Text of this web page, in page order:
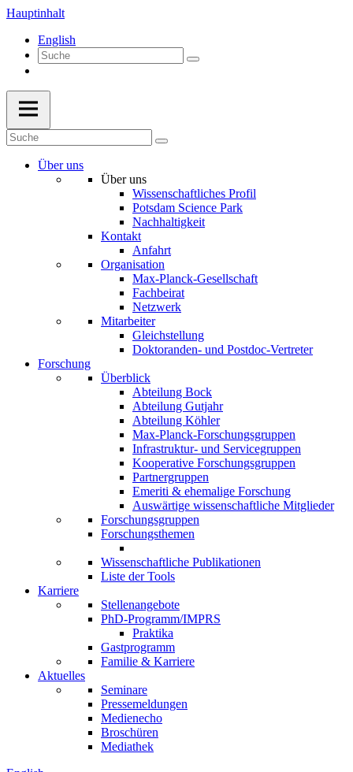
Hauptinhalt
English
Über uns
Über uns
Wissenschaftliches Profil
Potsdam Science Park
Nachhaltigkeit
Kontakt
Anfahrt
Organisation
Max-Planck-Gesellschaft
Fachbeirat
Netzwerk
Mitarbeiter
Gleichstellung
Doktoranden- und Postdoc-Vertreter
Forschung
Überblick
Abteilung Bock
Abteilung Gutjahr
Abteilung Köhler
Max-Planck-Forschungsgruppen
Infrastruktur- und Servicegruppen
Kooperative Forschungsgruppen
Partnergruppen
Emeriti & ehemalige Forschung
Auswärtige wissenschaftliche Mitglieder
Forschungsgruppen
Forschungsthemen
Wissenschaftliche Publikationen
Liste der Tools
Karriere
Stellenangebote
PhD-Programm/IMPRS
Praktika
Gastprogramm
Familie & Karriere
Aktuelles
Seminare
Pressemeldungen
Medienecho
Broschüren
Mediathek